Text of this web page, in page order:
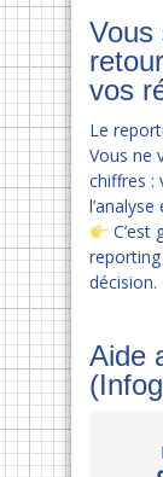
Vous
vos
Le
Vous ne
chiffres :
reporting
décision.
Aide